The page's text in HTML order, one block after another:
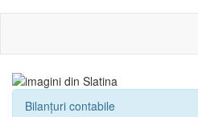
Bilanțuri contabile